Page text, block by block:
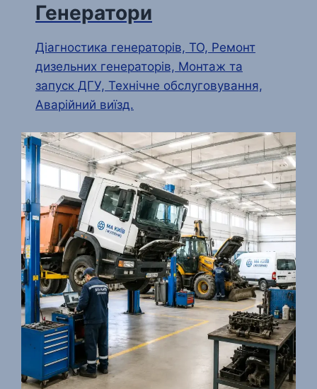
Генератори
Діагностика генераторів, ТО, Ремонт
дизельних генераторів, Монтаж та
запуск ДГУ, Технічне обслуговування,
Аварійний виїзд.